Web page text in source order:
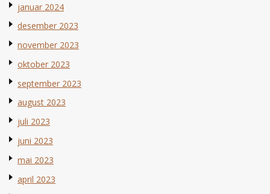
januar 2024
desember 2023
november 2023
oktober 2023
september 2023
august 2023
juli 2023
juni 2023
mai 2023
april 2023